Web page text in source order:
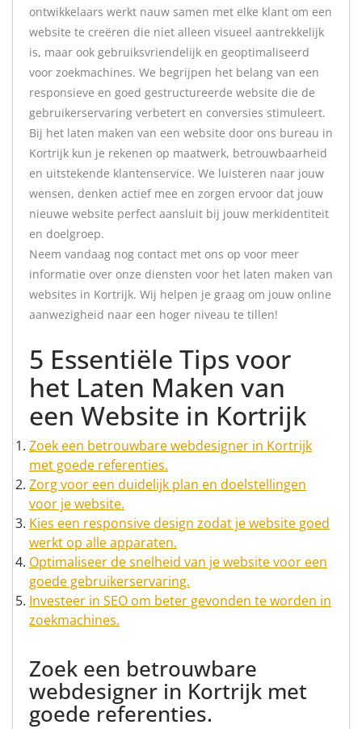
ontwikkelaars werkt nauw samen met elke klant om een
website te creëren die niet alleen visueel aantrekkelijk
is, maar ook gebruiksvriendelijk en geoptimaliseerd
voor zoekmachines. We begrijpen het belang van een
responsieve en goed gestructureerde website die de
gebruikerservaring verbetert en conversies stimuleert.
Bij het laten maken van een website door ons bureau in
Kortrijk kun je rekenen op maatwerk, betrouwbaarheid
en uitstekende klantenservice. We luisteren naar jouw
wensen, denken actief mee en zorgen ervoor dat jouw
nieuwe website perfect aansluit bij jouw merkidentiteit
en doelgroep.
Neem vandaag nog contact met ons op voor meer
informatie over onze diensten voor het laten maken van
websites in Kortrijk. Wij helpen je graag om jouw online
aanwezigheid naar een hoger niveau te tillen!
5 Essentiële Tips voor
het Laten Maken van
een Website in Kortrijk
Zoek een betrouwbare webdesigner in Kortrijk
met goede referenties.
Zorg voor een duidelijk plan en doelstellingen
voor je website.
Kies een responsive design zodat je website goed
werkt op alle apparaten.
Optimaliseer de snelheid van je website voor een
goede gebruikerservaring.
Investeer in SEO om beter gevonden te worden in
zoekmachines.
Zoek een betrouwbare
webdesigner in Kortrijk met
goede referenties.